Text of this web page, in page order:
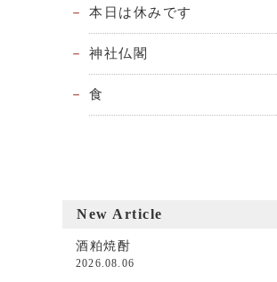
本日は休みです
神社仏閣
食
New Article
酒粕焼酎
2026.08.06